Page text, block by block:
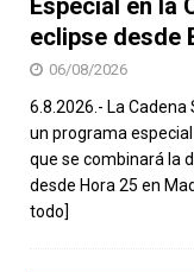
eclipse desde
06/08/2026
6.8.2026.- La
un programa
que se combinará la
desde Hora 25 en
todo]